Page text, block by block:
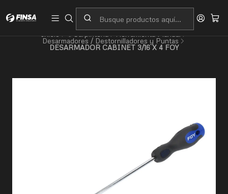
Desarmadores / Destornilladores y Puntas
DESARMADOR CABINET 3/16 X 4 FOY